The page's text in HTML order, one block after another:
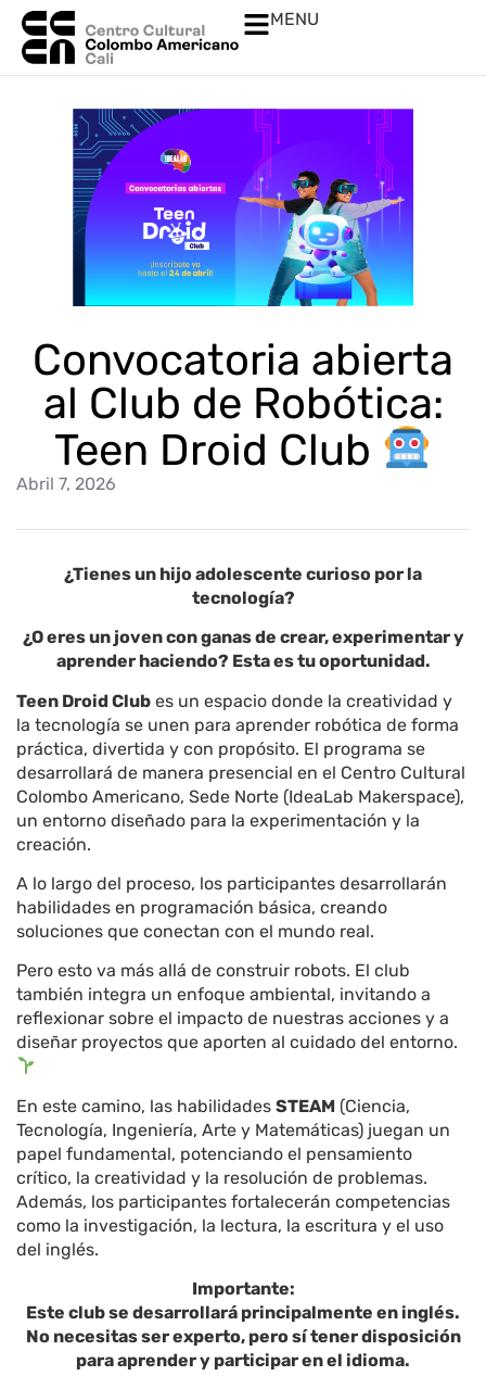
MENU
Convocatoria abierta
al Club de Robótica:
Teen Droid Club
Abril 7, 2026
¿Tienes un hijo adolescente curioso por la
tecnología?
¿O eres un joven con ganas de crear, experimentar y
aprender haciendo? Esta es tu oportunidad.
Teen Droid Club es un espacio donde la creatividad y
la tecnología se unen para aprender robótica de forma
práctica, divertida y con propósito. El programa se
desarrollará de manera presencial en el Centro Cultural
Colombo Americano, Sede Norte (IdeaLab Makerspace),
un entorno diseñado para la experimentación y la
creación.
A lo largo del proceso, los participantes desarrollarán
habilidades en programación básica, creando
soluciones que conectan con el mundo real.
Pero esto va más allá de construir robots. El club
también integra un enfoque ambiental, invitando a
reflexionar sobre el impacto de nuestras acciones y a
diseñar proyectos que aporten al cuidado del entorno.
En este camino, las habilidades STEAM (Ciencia,
Tecnología, Ingeniería, Arte y Matemáticas) juegan un
papel fundamental, potenciando el pensamiento
crítico, la creatividad y la resolución de problemas.
Además, los participantes fortalecerán competencias
como la investigación, la lectura, la escritura y el uso
del inglés.
Importante:
Este club se desarrollará principalmente en inglés.
No necesitas ser experto, pero sí tener disposición
para aprender y participar en el idioma.